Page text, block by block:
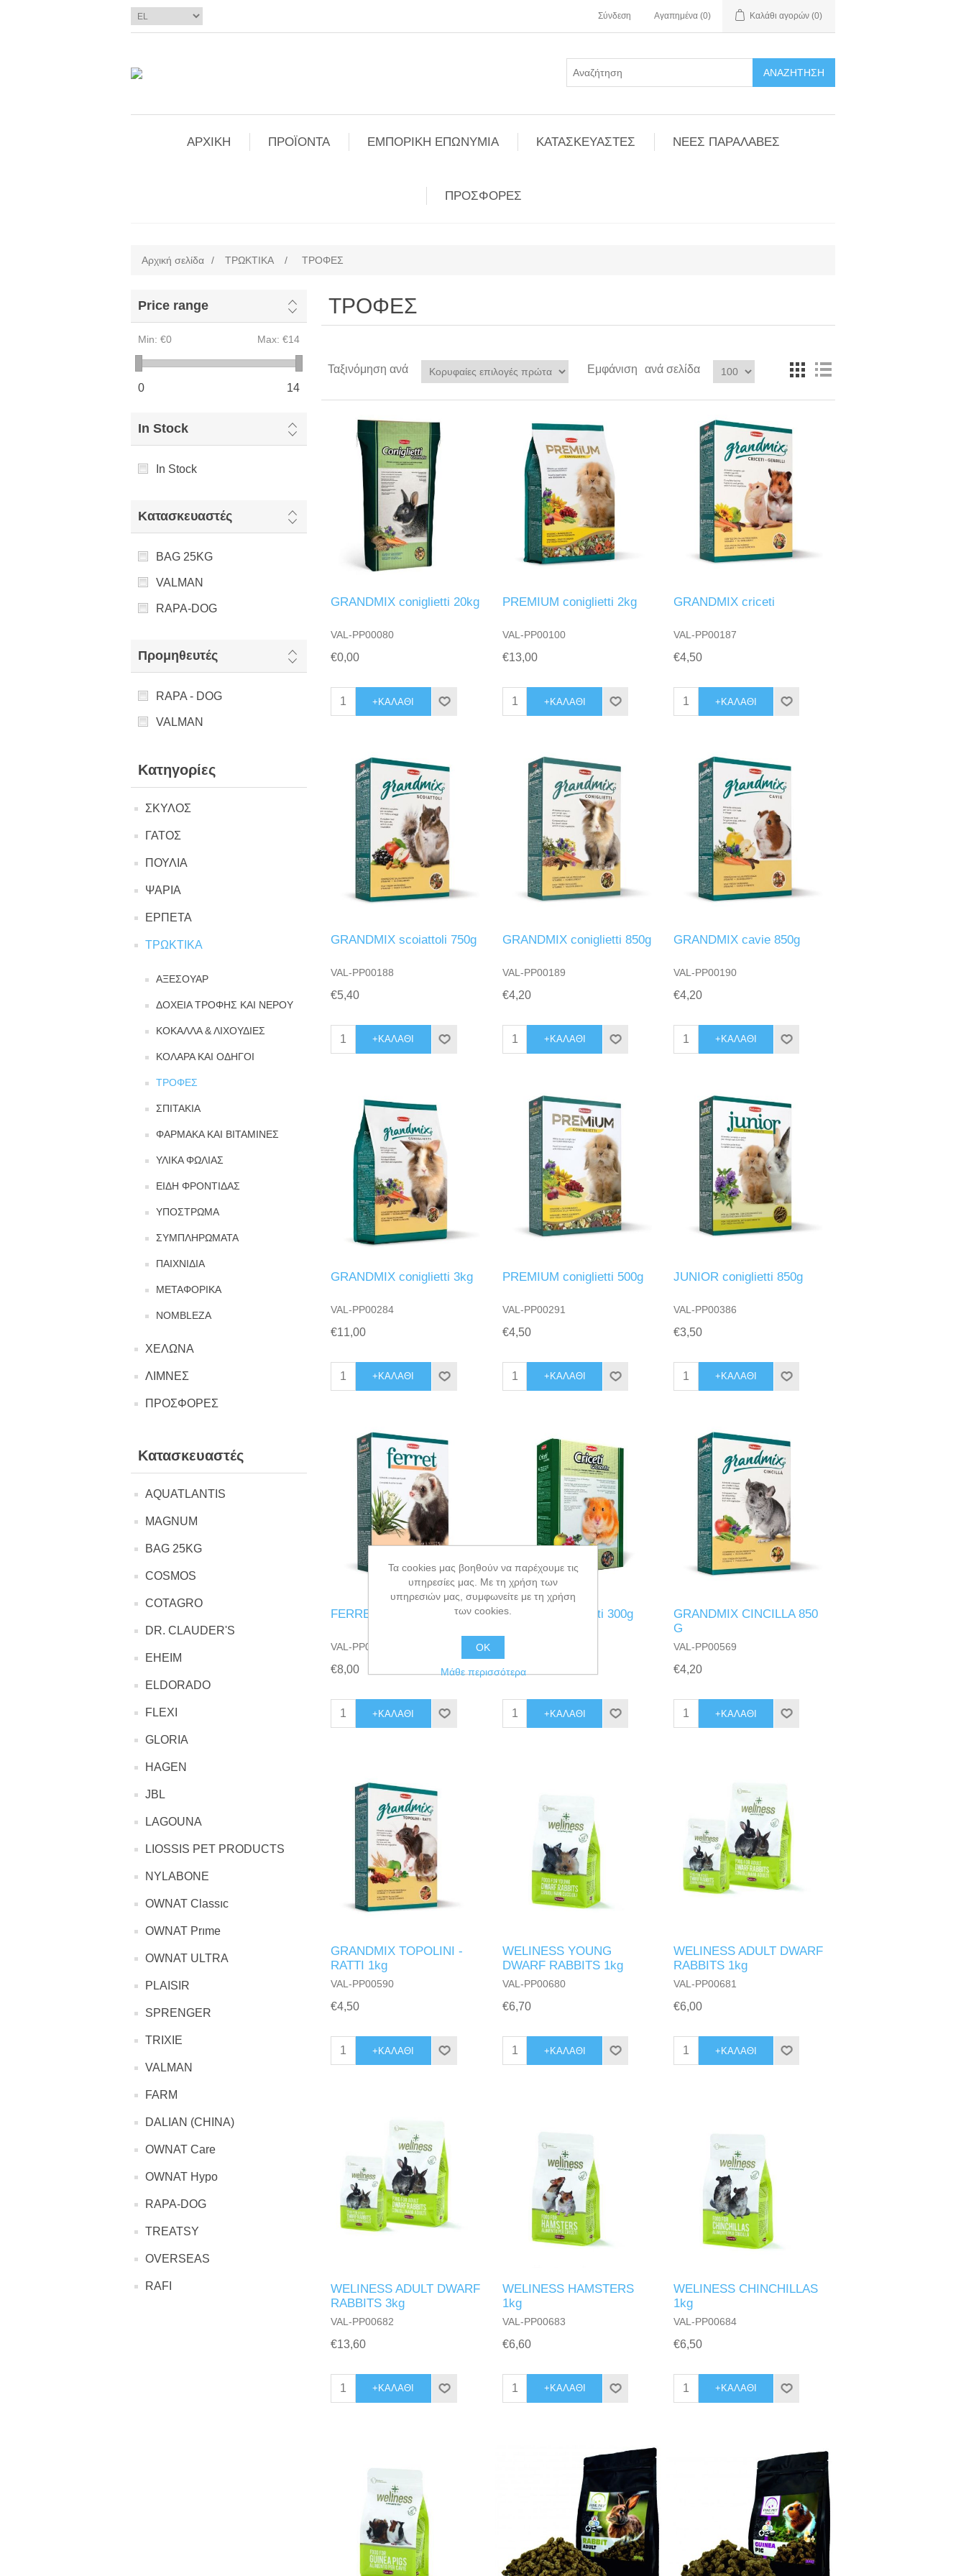
Σύνδεση Αγαπημένα (0) Καλάθι αγορών (0)
ΑΝΑΖΉΤΗΣΗ
ΑΡΧΙΚΗ ΠΡΟΪΟΝΤΑ ΕΜΠΟΡΙΚΗ ΕΠΩΝΥΜΙΑ ΚΑΤΑΣΚΕΥΑΣΤΕΣ ΝΕΕΣ ΠΑΡΑΛΑΒΕΣ
ΠΡΟΣΦΟΡΕΣ
Αρχική σελίδα / ΤΡΩΚΤΙΚΑ / ΤΡΟΦΕΣ
Price range
Min: €0 Max: €14
0 14
In Stock
In Stock
Κατασκευαστές
BAG 25KG
VALMAN
RAPA-DOG
Προμηθευτές
RAPA - DOG
VALMAN
Κατηγορίες
ΣΚΥΛΟΣ
ΓΑΤΟΣ
ΠΟΥΛΙΑ
ΨΑΡΙΑ
ΕΡΠΕΤΑ
ΤΡΩΚΤΙΚΑ
ΑΞΕΣΟΥΑΡ
ΔΟΧΕΙΑ ΤΡΟΦΗΣ ΚΑΙ ΝΕΡΟΥ
ΚΟΚΑΛΛΑ & ΛΙΧΟΥΔΙΕΣ
ΚΟΛΑΡΑ ΚΑΙ ΟΔΗΓΟΙ
ΤΡΟΦΕΣ
ΣΠΙΤΑΚΙΑ
ΦΑΡΜΑΚΑ ΚΑΙ ΒΙΤΑΜΙΝΕΣ
ΥΛΙΚΑ ΦΩΛΙΑΣ
ΕΙΔΗ ΦΡΟΝΤΙΔΑΣ
ΥΠΟΣΤΡΩΜΑ
ΣΥΜΠΛΗΡΩΜΑΤΑ
ΠΑΙΧΝΙΔΙΑ
ΜΕΤΑΦΟΡΙΚΑ
NOMBLEZA
ΧΕΛΩΝΑ
ΛΙΜΝΕΣ
ΠΡΟΣΦΟΡΕΣ
Κατασκευαστές
AQUATLANTIS
MAGNUM
BAG 25KG
COSMOS
COTAGRO
DR. CLAUDER'S
EHEIM
ELDORADO
FLEXI
GLORIA
HAGEN
JBL
LAGOUNA
LIOSSIS PET PRODUCTS
NYLABONE
OWNAT Classıc
OWNAT Prıme
OWNAT ULTRA
PLAISIR
SPRENGER
TRIXIE
VALMAN
FARM
DALIAN (CHINA)
OWNAT Care
OWNAT Hypo
RAPA-DOG
TREATSY
OVERSEAS
RAFI
ΤΡΟΦΕΣ
Ταξινόμηση ανά Εμφάνιση ανά σελίδα
GRANDMIX coniglietti 20kg
VAL-PP00080
€0,00
+ΚΑΛΆΘΙ
PREMIUM coniglietti 2kg
VAL-PP00100
€13,00
+ΚΑΛΆΘΙ
GRANDMIX criceti
VAL-PP00187
€4,50
+ΚΑΛΆΘΙ
GRANDMIX scoiattoli 750g
VAL-PP00188
€5,40
+ΚΑΛΆΘΙ
GRANDMIX coniglietti 850g
VAL-PP00189
€4,20
+ΚΑΛΆΘΙ
GRANDMIX cavie 850g
VAL-PP00190
€4,20
+ΚΑΛΆΘΙ
GRANDMIX coniglietti 3kg
VAL-PP00284
€11,00
+ΚΑΛΆΘΙ
PREMIUM coniglietti 500g
VAL-PP00291
€4,50
+ΚΑΛΆΘΙ
JUNIOR coniglietti 850g
VAL-PP00386
€3,50
+ΚΑΛΆΘΙ
FERRET FOOD 750g
VAL-PP00395
€8,00
+ΚΑΛΆΘΙ
GRANDMIX criceti 300g
€2,40
+ΚΑΛΆΘΙ
GRANDMIX CINCILLA 850
G
VAL-PP00569
€4,20
+ΚΑΛΆΘΙ
GRANDMIX TOPOLINI -
RATTI 1kg
VAL-PP00590
€4,50
+ΚΑΛΆΘΙ
WELINESS YOUNG
DWARF RABBITS 1kg
VAL-PP00680
€6,70
+ΚΑΛΆΘΙ
WELINESS ADULT DWARF
RABBITS 1kg
VAL-PP00681
€6,00
+ΚΑΛΆΘΙ
WELINESS ADULT DWARF
RABBITS 3kg
VAL-PP00682
€13,60
+ΚΑΛΆΘΙ
WELINESS HAMSTERS
1kg
VAL-PP00683
€6,60
+ΚΑΛΆΘΙ
WELINESS CHINCHILLAS
1kg
VAL-PP00684
€6,50
+ΚΑΛΆΘΙ
Τα cookies μας βοηθούν να παρέχουμε τις
υπηρεσίες μας. Με τη χρήση των
υπηρεσιών μας, συμφωνείτε με τη χρήση
των cookies.
ΟΚ
Μάθε περισσότερα